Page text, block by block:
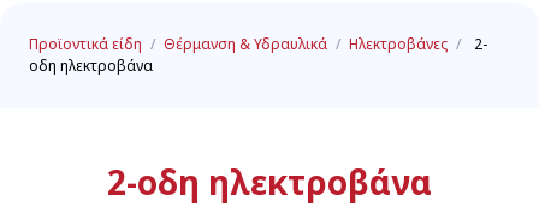
Προϊοντικά είδη / Θέρμανση & Υδραυλικά / Ηλεκτροβάνες /
2-
οδη ηλεκτροβάνα
2-οδη ηλεκτροβάνα